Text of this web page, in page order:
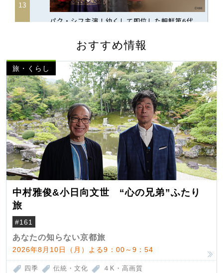
おすすめ情報
旅・くらし
中村雅俊&小日向文世 “心の兄弟”ふたり
旅
#161
あなたの知らない京都旅
2026年8月10日（月）よる9：00～9：54
四季 伝統・文化 ４K・高画質